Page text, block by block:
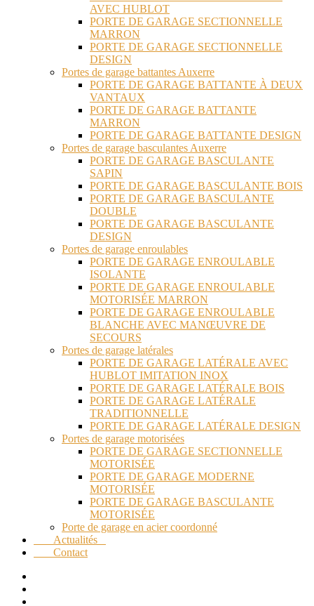
AVEC HUBLOT
PORTE DE GARAGE SECTIONNELLE
MARRON
PORTE DE GARAGE SECTIONNELLE
DESIGN
Portes de garage battantes Auxerre
PORTE DE GARAGE BATTANTE À DEUX
VANTAUX
PORTE DE GARAGE BATTANTE
MARRON
PORTE DE GARAGE BATTANTE DESIGN
Portes de garage basculantes Auxerre
PORTE DE GARAGE BASCULANTE
SAPIN
PORTE DE GARAGE BASCULANTE BOIS
PORTE DE GARAGE BASCULANTE
DOUBLE
PORTE DE GARAGE BASCULANTE
DESIGN
Portes de garage enroulables
PORTE DE GARAGE ENROULABLE
ISOLANTE
PORTE DE GARAGE ENROULABLE
MOTORISÉE MARRON
PORTE DE GARAGE ENROULABLE
BLANCHE AVEC MANŒUVRE DE
SECOURS
Portes de garage latérales
PORTE DE GARAGE LATÉRALE AVEC
HUBLOT IMITATION INOX
PORTE DE GARAGE LATÉRALE BOIS
PORTE DE GARAGE LATÉRALE
TRADITIONNELLE
PORTE DE GARAGE LATÉRALE DESIGN
Portes de garage motorisées
PORTE DE GARAGE SECTIONNELLE
MOTORISÉE
PORTE DE GARAGE MODERNE
MOTORISÉE
PORTE DE GARAGE BASCULANTE
MOTORISÉE
Porte de garage en acier coordonné
Actualités
Contact